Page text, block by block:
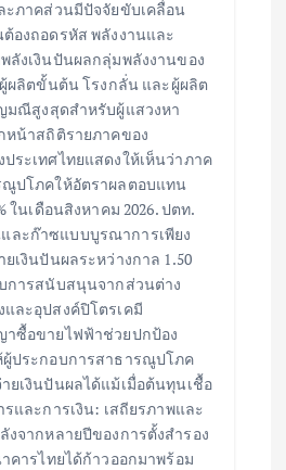
ะภาคส่วนมีปัจจัยขับเคลื่อน
องถอดรหัส พลังงานและ
งเงินปันผลกลุ่มพลังงานของ
ผลิตขั้นต้น โรงกลั่น และผู้ผลิต
มณีสูงสุดสำหรับผู้แสวงหา
หน้าสถิติรายภาคของ
ระเทศไทยแสดงให้เห็นว่าภาค
ปโภคให้อัตราผลตอบแทน
ในเดือนสิงหาคม 2026. ปตท.
ละก๊าซแบบบูรณาการเพียง
เงินปันผลระหว่างกาล 1.50
การสนับสนุนจากส่วนต่าง
ละอุปสงค์ปิโตรเคมี
ซื้อขายไฟฟ้าช่วยปกป้อง
ผู้ประกอบการสาธารณูปโภค
ยเงินปันผลได้แม้เมื่อต้นทุนเชื้อ
และการเงิน: เสถียรภาพและ
งจากหลายปีของการตั้งสำรอง
คารไทยได้ก้าวออกมาพร้อม